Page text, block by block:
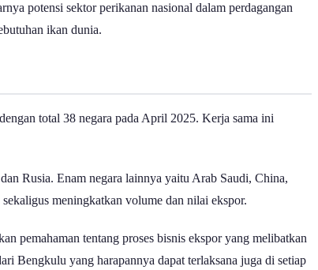
potensi sektor perikanan nasional dalam perdagangan
ikan dunia.
total 38 negara pada April 2025. Kerja sama ini
Rusia. Enam negara lainnya yaitu Arab Saudi, China,
meningkatkan volume dan nilai ekspor.
pemahaman tentang proses bisnis ekspor yang melibatkan
Bengkulu yang harapannya dapat terlaksana juga di setiap